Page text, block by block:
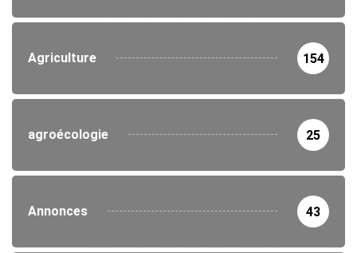
Agriculture 154
agroécologie 25
Annonces 43